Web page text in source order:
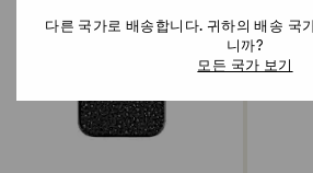
다른 국가로 배송합니다. 귀하의 배송 국
니까?
모든 국가 보기